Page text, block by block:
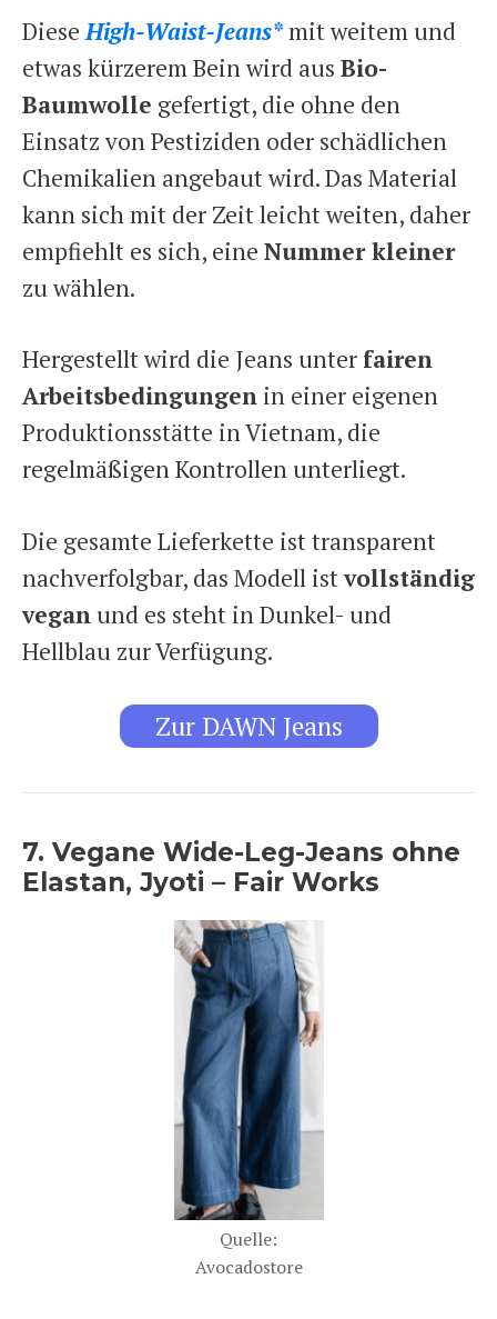
Diese High-Waist-Jeans*mit weitem und
etwas kürzerem Bein wird aus Bio-
Baumwolle gefertigt, die ohne den
Einsatz von Pestiziden oder schädlichen
Chemikalien angebaut wird. Das Material
kann sich mit der Zeit leicht weiten, daher
empfiehlt es sich, eine Nummer kleiner
zu wählen.
Hergestellt wird die Jeans unter fairen
Arbeitsbedingungen in einer eigenen
Produktionsstätte in Vietnam, die
regelmäßigen Kontrollen unterliegt.
Die gesamte Lieferkette ist transparent
nachverfolgbar, das Modell istvollständig
vegan und es steht in Dunkel- und
Hellblau zur Verfügung.
Zur DAWN Jeans
7. Vegane Wide-Leg-Jeans ohne
Elastan, Jyoti – Fair Works
Quelle:
Avocadostore